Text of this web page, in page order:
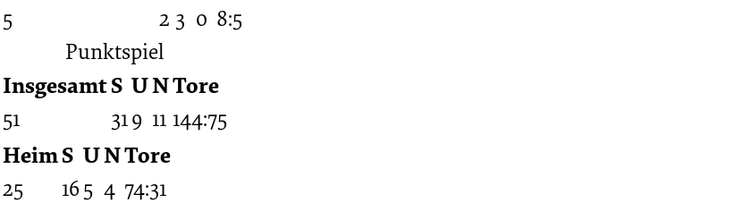
5 2 3 0 8:5
Punktspiel
InsgesamtS UNTore
51 319 11 144:75
HeimS UNTore
25 165 4 74:31